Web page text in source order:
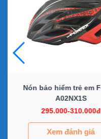
Nón bảo hiểm trẻ em
A02NX1S
295.000-310.000đ
Xem đánh giá